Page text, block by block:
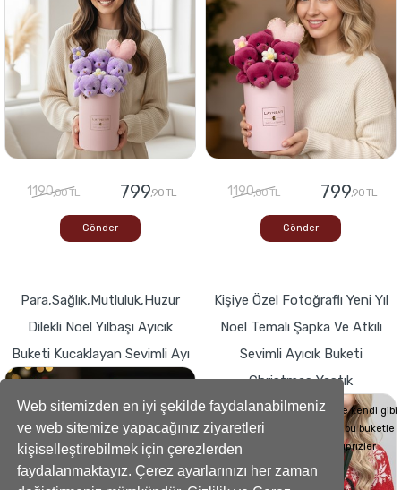
Web sitemizden en iyi şekilde faydalanabilmeniz
ve web sitemize yapacağınız ziyaretleri
kişiselleştirebilmek için çerezlerden
faydalanmaktayız. Çerez ayarlarınızı her zaman
1190,00 TL 799,90 TL
Gönder
1190,00 TL 799,90 TL
Gönder
Para,Sağlık,Mutluluk,Huzur
Dilekli Noel Yılbaşı Ayıcık
Buketi Kucaklayan Sevimli Ayı
hediyeye dönüşse böyle görünürdü!
Kişiye Özel Fotoğraflı Yeni Yıl
Noel Temalı Şapka Ve Atkılı
Sevimli Ayıcık Buketi
Christmas Yastık
Sevdiklerinizin Kalplerini de kendi gibi
yumuşacık hale getirecek bu buketle
sevdiklerinize küçük süprizler